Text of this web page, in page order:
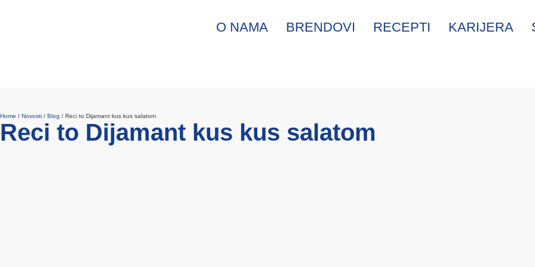
O NAMA BRENDOVI RECEPTI KARIJERA
Home / Novosti / Blog / Reci to Dijamant kus kus salatom
Reci to Dijamant kus kus salatom